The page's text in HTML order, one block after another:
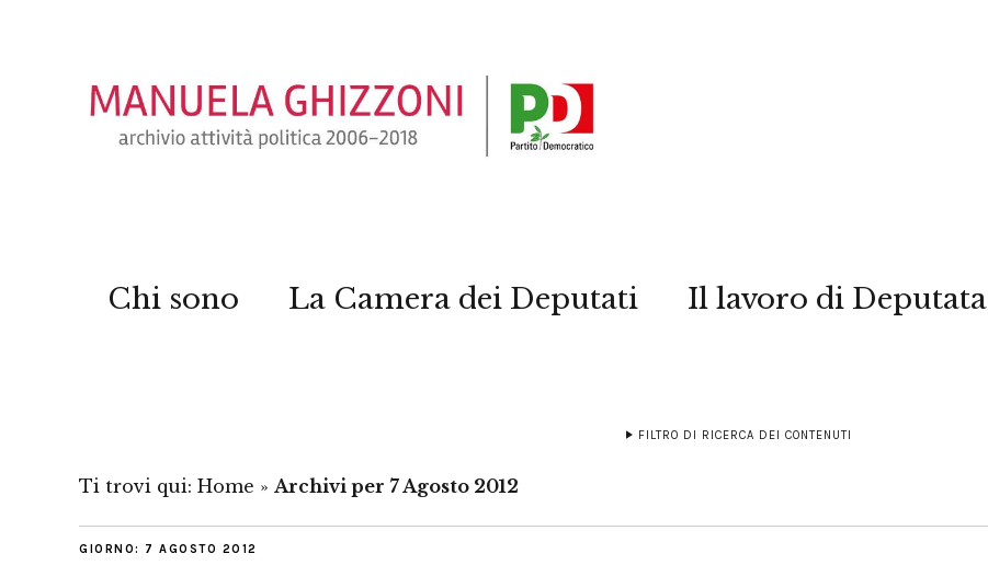
Chi sono La Camera dei Deputati Il lavoro di Deputata
FILTRO DI RICERCA DEI CONTENUTI
Ti trovi qui: Home » Archivi per 7 Agosto 2012
GIORNO: 7 AGOSTO 2012